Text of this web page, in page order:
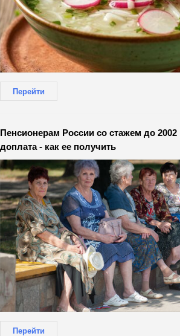
Перейти
Пенсионерам России со стажем до
доплата - как ее получить
Перейти